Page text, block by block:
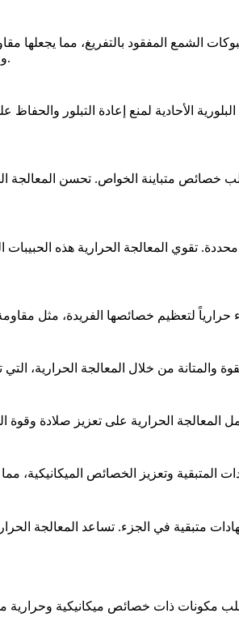
الشمع المفقود بالتفريغ، مما يجعلها
وعمر الإجهاد، مما يجعل هذه المسبوكات مثالية للاستخدام في توربينات الغاز والمحركات عالية الأداء.
الأحادية لمنع إعادة التبلور والحفاظ
خصائص متباينة الخواص. تحسن المعالجة
تقوي المعالجة الحرارية هذه
حرارياً لتعظيم خصائصها الفريدة، مثل
المعالجة الحرارية
مكونات ذات خصائص ميكانيكية وحرارية